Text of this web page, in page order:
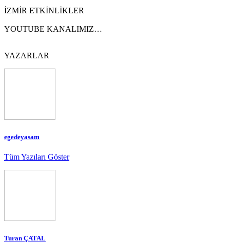
İZMİR ETKİNLİKLER
YOUTUBE KANALIMIZ…
YAZARLAR
egedeyasam
Tüm Yazıları Göster
Turan ÇATAL